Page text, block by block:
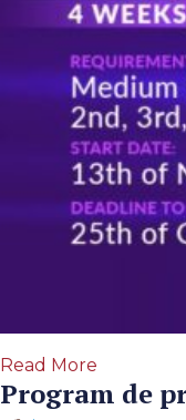
Read More
Program de